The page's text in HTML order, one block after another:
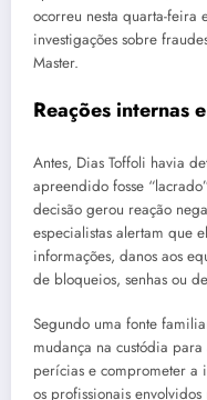
ocorreu nesta quarta-feira
investigações sobre
Master.
Reações internas
Antes, Dias Toffoli havia
apreendido fosse
decisão gerou reação
especialistas alertam que
informações, danos aos
de bloqueios, senhas ou
Segundo uma fonte
mudança na custódia
perícias e comprometer a
os profissionais envolvidos